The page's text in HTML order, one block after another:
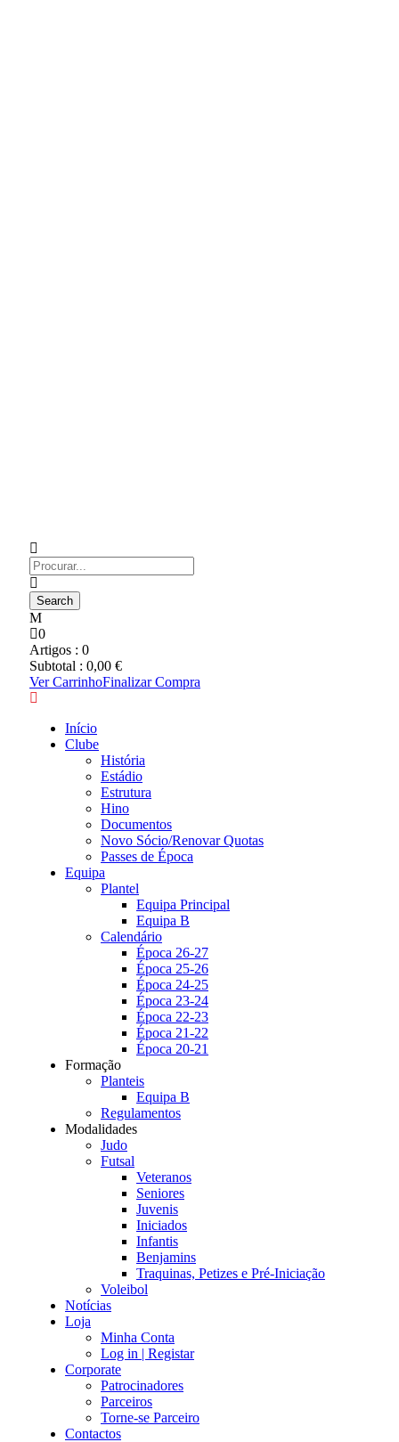
0
Artigos : 0
Subtotal : 0,00 €
Ver CarrinhoFinalizar Compra
Início
Clube
História
Estádio
Estrutura
Hino
Documentos
Novo Sócio/Renovar Quotas
Passes de Época
Equipa
Plantel
Equipa Principal
Equipa B
Calendário
Época 26-27
Época 25-26
Época 24-25
Época 23-24
Época 22-23
Época 21-22
Época 20-21
Formação
Planteis
Equipa B
Regulamentos
Modalidades
Judo
Futsal
Veteranos
Seniores
Juvenis
Iniciados
Infantis
Benjamins
Traquinas, Petizes e Pré-Iniciação
Voleibol
Notícias
Loja
Minha Conta
Log in | Registar
Corporate
Patrocinadores
Parceiros
Torne-se Parceiro
Contactos